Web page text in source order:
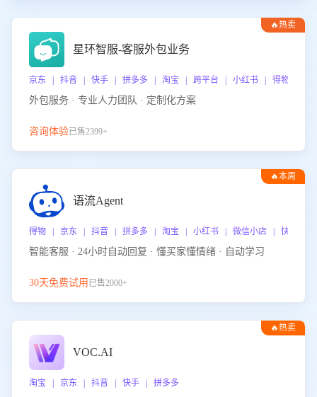
🔥热卖
星环智服-客服外包业务
京东 | 抖音 | 快手 | 拼多多 | 淘宝 | 跨平台 | 小红书 | 得物 | 企
外包服务 · 专业人力团队 · 定制化方案
咨询体验已售2399+
🔥本周
语流Agent
得物 | 京东 | 抖音 | 拼多多 | 淘宝 | 小红书 | 微信小店 | 快手 |
智能客服 · 24小时自动回复 · 懂买家懂情绪 · 自动学习
30天免费试用 已售2000+
🔥热卖
VOC.AI
淘宝 | 京东 | 抖音 | 快手 | 拼多多